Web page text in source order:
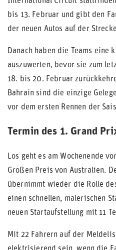
bis 13. Februar und gibt den
der neuen Autos auf der
Danach haben die Teams eine
auszuwerten, bevor sie zum
18. bis 20. Februar
Bahrain sind die einzige
vor dem ersten Rennen der
Termin des 1. Grand
Los geht es am Wochenende
Großen Preis von Australien.
übernimmt wieder die Rolle
einen schnellen, malerischen
neuen Startaufstellung mit 11
Mit 22 Fahrern auf der